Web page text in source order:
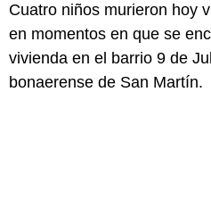
Cuatro niños murieron hoy
en momentos en que se
vivienda en el barrio 9 de
bonaerense de San Martín.